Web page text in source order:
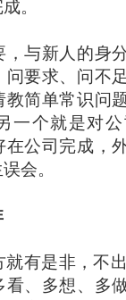
。
与新人的身
问要求、问不
教简单常识问
一个就是对
在公司完成，
会。
有是非，不出
看、多想、多